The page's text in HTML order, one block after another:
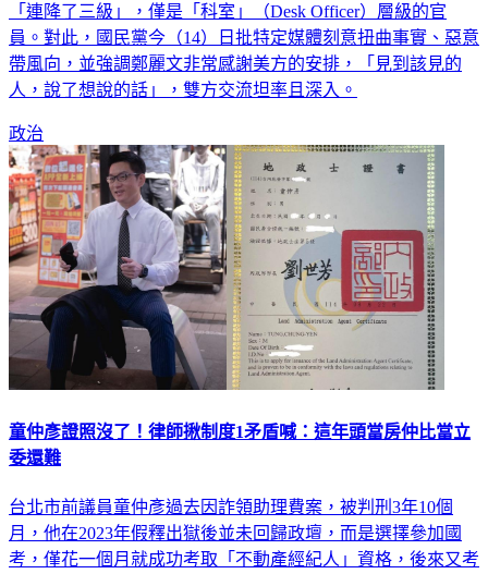
「連降了三級」，僅是「科室」（Desk Officer）層級的官
員。對此，國民黨今（14）日批特定媒體刻意扭曲事實、惡意
帶風向，並強調鄭麗文非常感謝美方的安排，「見到該見的
人，說了想說的話」，雙方交流坦率且深入。
政治
童仲彥證照沒了！律師揪制度1矛盾喊：這年頭當房仲比當立
委還難
台北市前議員童仲彥過去因詐領助理費案，被判刑3年10個
月，他在2023年假釋出獄後並未回歸政壇，而是選擇參加國
考，僅花一個月就成功考取「不動產經紀人」資格，後來又考